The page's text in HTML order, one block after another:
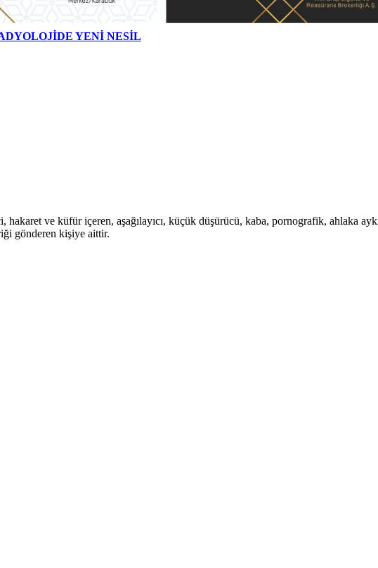
YENİ NESİL
hakaret ve küfür içeren, aşağılayıcı, küçük düşürücü, kaba, pornografik, ahlaka
gönderen kişiye aittir.